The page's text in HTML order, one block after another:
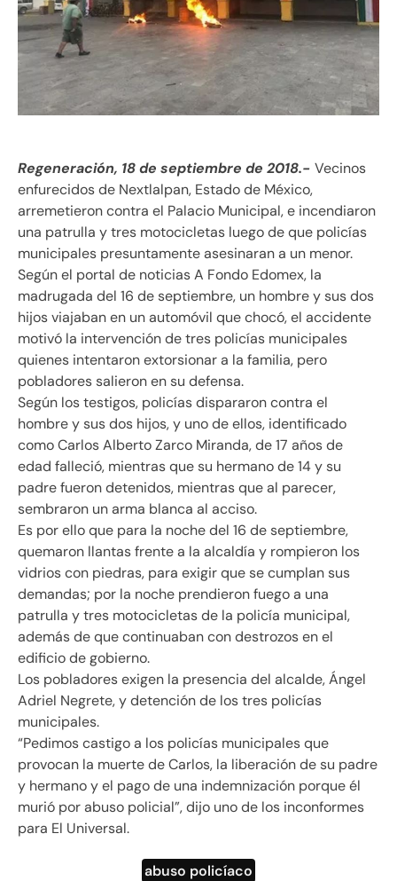
Regeneración, 18 de septiembre de 2018.- Vecinos
enfurecidos de Nextlalpan, Estado de México,
arremetieron contra el Palacio Municipal, e incendiaron
una patrulla y tres motocicletas luego de que policías
municipales presuntamente asesinaran a un menor.
Según el portal de noticias A Fondo Edomex, la
madrugada del 16 de septiembre, un hombre y sus dos
hijos viajaban en un automóvil que chocó, el accidente
motivó la intervención de tres policías municipales
quienes intentaron extorsionar a la familia, pero
pobladores salieron en su defensa.
Según los testigos, policías dispararon contra el
hombre y sus dos hijos, y uno de ellos, identificado
como Carlos Alberto Zarco Miranda, de 17 años de
edad falleció, mientras que su hermano de 14 y su
padre fueron detenidos, mientras que al parecer,
sembraron un arma blanca al acciso.
Es por ello que para la noche del 16 de septiembre,
quemaron llantas frente a la alcaldía y rompieron los
vidrios con piedras, para exigir que se cumplan sus
demandas; por la noche prendieron fuego a una
patrulla y tres motocicletas de la policía municipal,
además de que continuaban con destrozos en el
edificio de gobierno.
Los pobladores exigen la presencia del alcalde, Ángel
Adriel Negrete, y detención de los tres policías
municipales.
“Pedimos castigo a los policías municipales que
provocan la muerte de Carlos, la liberación de su padre
y hermano y el pago de una indemnización porque él
murió por abuso policial”, dijo uno de los inconformes
para El Universal.
abuso policíaco